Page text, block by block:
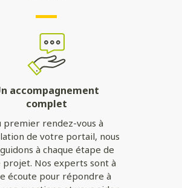
accompagnement
complet
premier rendez-vous à
de votre portail, nous
à chaque étape de
Nos experts sont à
écoute pour répondre à